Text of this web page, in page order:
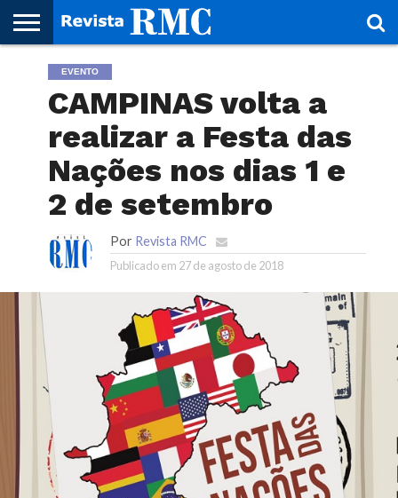
HOME
REVISTA
PROJETO
RMC – 20
ARTE &
NOTÍCIAS
EDIÇÕES
PARCEIROS
FAÇA
SEU
SITE!
FALEEVENTO
CAMPINAS volta a
realizar a Festa das
Nações nos dias 1 e
2 de setembro
Por Revista RMC
Publicado em 27 de agosto de 2018